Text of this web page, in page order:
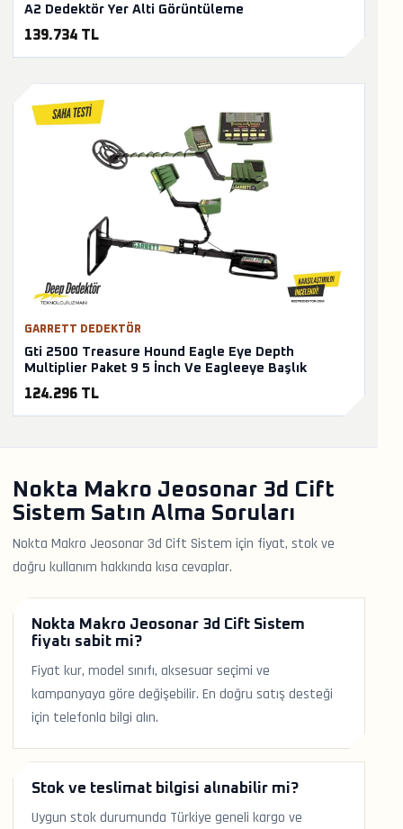
A2 Dedektör Yer Alti Görüntüleme
139.734 TL
GARRETT DEDEKTÖR
Gti 2500 Treasure Hound Eagle Eye Depth
Multiplier Paket 9 5 İnch Ve Eagleeye Başlık
124.296 TL
Nokta Makro Jeosonar 3d Cift
Sistem Satın Alma Soruları
Nokta Makro Jeosonar 3d Cift Sistem için fiyat, stok ve
doğru kullanım hakkında kısa cevaplar.
Nokta Makro Jeosonar 3d Cift Sistem
fiyatı sabit mi?
Fiyat kur, model sınıfı, aksesuar seçimi ve
kampanyaya göre değişebilir. En doğru satış desteği
için telefonla bilgi alın.
Stok ve teslimat bilgisi alınabilir mi?
Uygun stok durumunda Türkiye geneli kargo ve